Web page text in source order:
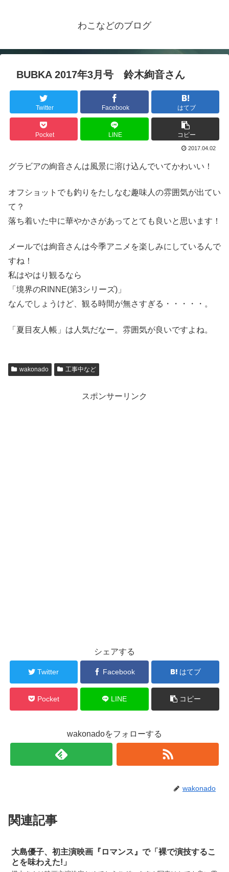
わこなどのブログ
BUBKA 2017年3月号 鈴木絢音さん
Twitter Facebook はてブ
Pocket LINE コピー
2017.04.02
グラビアの絢音さんは風景に溶け込んでいてかわいい！
オフショットでも釣りをたしなむ趣味人の雰囲気が出てい
て？
落ち着いた中に華やかさがあってとても良いと思います！
メールでは絢音さんは今季アニメを楽しみにしているんで
すね！
私はやはり観るなら
「境界のRINNE(第3シリーズ)」
なんでしょうけど、観る時間が無さすぎる・・・・・。
「夏目友人帳」は人気だなー。雰囲気が良いですよね。
wakonado 工事中など
スポンサーリンク
シェアする
Twitter Facebook はてブ
Pocket LINE コピー
wakonadoをフォローする
wakonado
関連記事
大島優子、初主演映画『ロマンス』で「裸で演技するこ
とを味わえた!」